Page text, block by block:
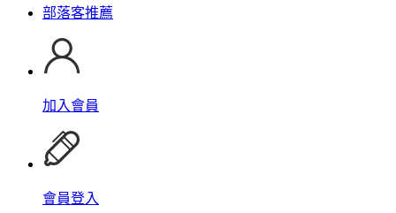
部落客推薦
加入會員
會員登入